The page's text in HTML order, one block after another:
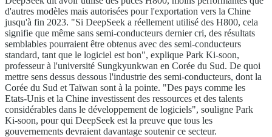
d'autres modèles mais autorisées pour l'exportation vers la Chine
jusqu'à fin 2023. "Si DeepSeek a réellement utilisé des H800, cela
signifie que même sans semi-conducteurs dernier cri, des résultats
semblables pourraient être obtenus avec des semi-conducteurs
standard, tant que le logiciel est bon", explique Park Ki-soon,
professeur à l'université Sungkyunkwan en Corée du Sud. De quoi
mettre sens dessus dessous l'industrie des semi-conducteurs, dont la
Corée du Sud et Taïwan sont à la pointe. "Des pays comme les
Etats-Unis et la Chine investissent des ressources et des talents
considérables dans le développement de logiciels", souligne Park
Ki-soon, pour qui DeepSeek est la preuve que tous les
gouvernements devraient davantage soutenir ce secteur.